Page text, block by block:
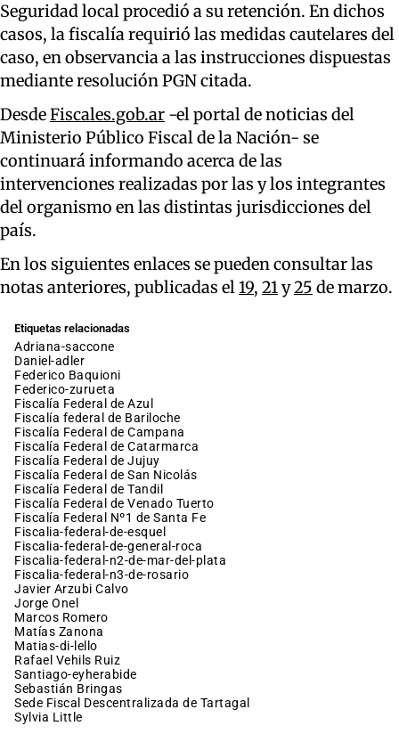
Seguridad local procedió a su retención. En dichos
casos, la fiscalía requirió las medidas cautelares del
caso, en observancia a las instrucciones dispuestas
mediante resolución PGN citada.
DesdeFiscales.gob.ar -el portal de noticias del
Ministerio Público Fiscal de la Nación- se
continuará informando acerca de las
intervenciones realizadas por las y los integrantes
del organismo en las distintas jurisdicciones del
país.
En los siguientes enlaces se pueden consultar las
notas anteriores, publicadas el19, 21y25 de marzo.
Etiquetas relacionadas
adriana-saccone
daniel-adler
Federico Baquioni
federico-zurueta
Fiscalía Federal de Azul
Fiscalía federal de Bariloche
Fiscalía Federal de Campana
Fiscalía Federal de Catarmarca
Fiscalía Federal de Jujuy
Fiscalía Federal de San Nicolás
Fiscalía Federal de Tandil
Fiscalía Federal de Venado Tuerto
Fiscalía Federal Nº1 de Santa Fe
fiscalia-federal-de-esquel
fiscalia-federal-de-general-roca
fiscalia-federal-n2-de-mar-del-plata
fiscalia-federal-n3-de-rosario
Javier Arzubi Calvo
Jorge Onel
Marcos Romero
Matías Zanona
matias-di-lello
Rafael Vehils Ruiz
santiago-eyherabide
Sebastián Bringas
Sede Fiscal Descentralizada de Tartagal
Sylvia Little